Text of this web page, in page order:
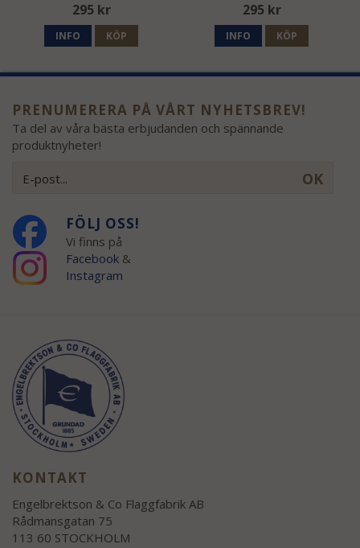
295 kr
INFO KÖP
295 kr
INFO KÖP
PRENUMERERA PÅ VÅRT NYHETSBREV!
Ta del av våra bästa erbjudanden och spännande
produktnyheter!
OK
FÖLJ OSS!
Vi finns på
Facebook&
Instagram
KONTAKT
Engelbrektson & Co Flaggfabrik AB
Rådmansgatan 75
113 60 STOCKHOLM